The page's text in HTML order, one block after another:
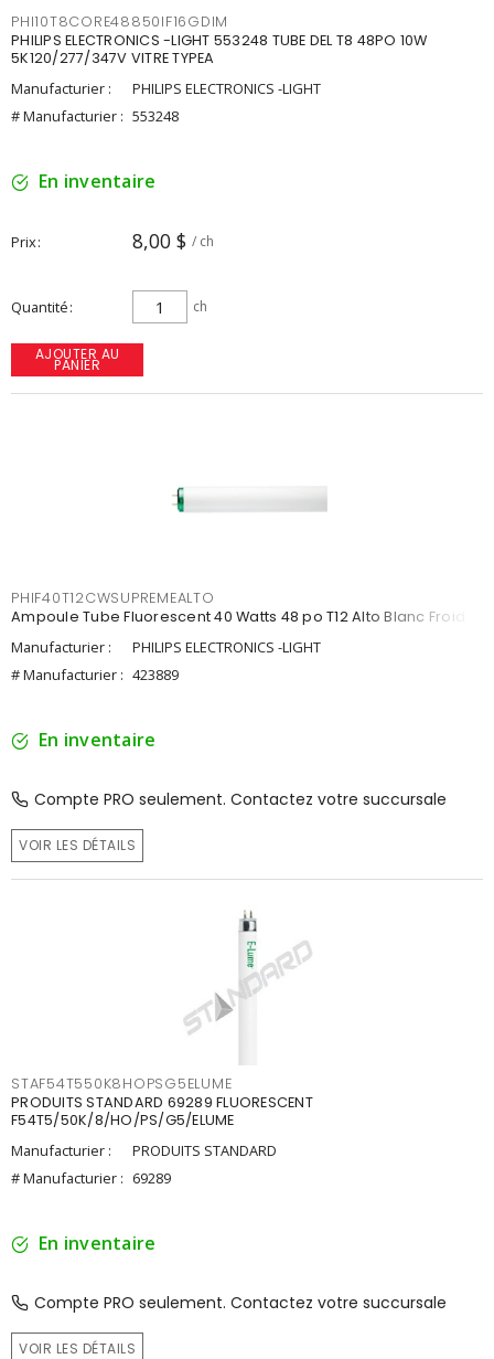
PHI10T8CORE48850IF16GDIM
PHILIPS ELECTRONICS -LIGHT 553248 TUBE DEL T8 48PO 10W
5K120/277/347V VITRE TYPEA
Manufacturier :
PHILIPS ELECTRONICS -LIGHT
# Manufacturier : 553248
En inventaire
Prix 8,00 $ / ch
Quantité ch
AJOUTER AU
PANIER
PHIF40T12CWSUPREMEALTO
Ampoule Tube Fluorescent 40 Watts 48 po T12 Alto Blanc Froid
Manufacturier :
PHILIPS ELECTRONICS -LIGHT
# Manufacturier : 423889
En inventaire
Compte PRO seulement. Contactez votre succursale
VOIR LES DÉTAILS
STAF54T550K8HOPSG5ELUME
PRODUITS STANDARD 69289 FLUORESCENT
F54T5/50K/8/HO/PS/G5/ELUME
Manufacturier :
PRODUITS STANDARD
# Manufacturier : 69289
En inventaire
Compte PRO seulement. Contactez votre succursale
VOIR LES DÉTAILS